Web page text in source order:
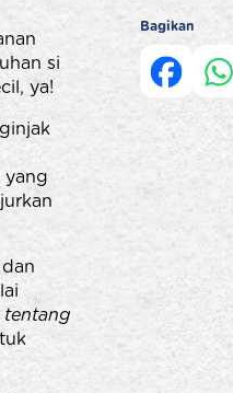
si
ya!
yang
tentang
Bagikan